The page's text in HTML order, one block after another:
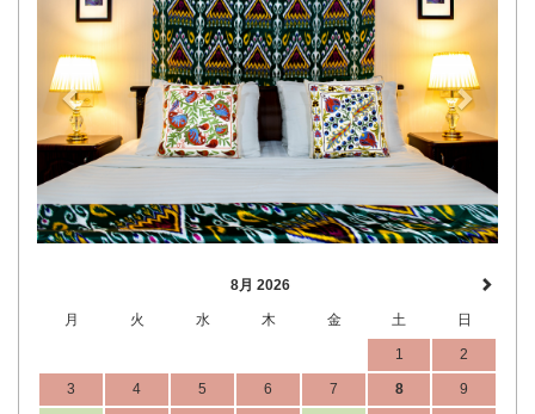
8月 2026
月 火 水 木 金 土 日
1 2
3 4 5 6 7 8 9